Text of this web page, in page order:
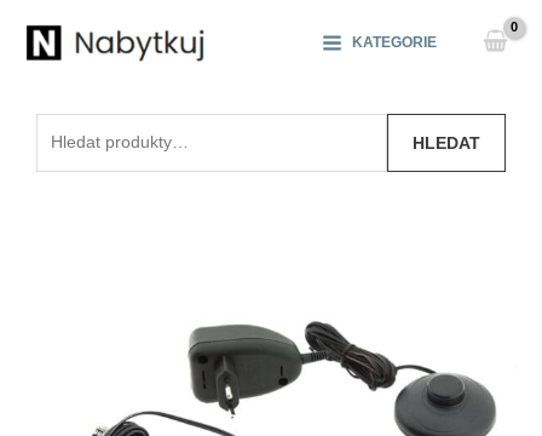
KATEGORIE
HLEDAT